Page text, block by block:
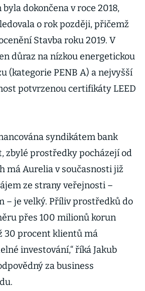
dokončena v roce 2018,
o rok později, přičemž
Stavba roku 2019. V
důraz na nízkou energetickou
(kategorie PENB A) a nejvyšší
potvrzenou certifikáty LEED
syndikátem bank
zbylé prostředky pocházejí od
má Aurelia v současnosti již
ze strany veřejnosti –
– je velký. Příliv prostředků do
přes 100 milionů korun
30 procent klientů má
investování,“ říká Jakub
za business